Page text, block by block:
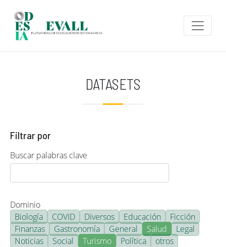
DATASETS
Filtrar por
Buscar palabras clave
Dominio
Biología
COVID Diversos Educación
Ficción
Finanzas
Gastronomía General Salud
Legal
Noticias
Social Turismo Política otros